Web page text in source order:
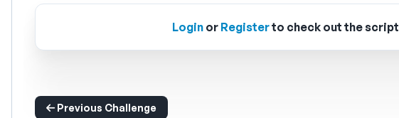
Login or Registerto check out the script
Previous Challenge